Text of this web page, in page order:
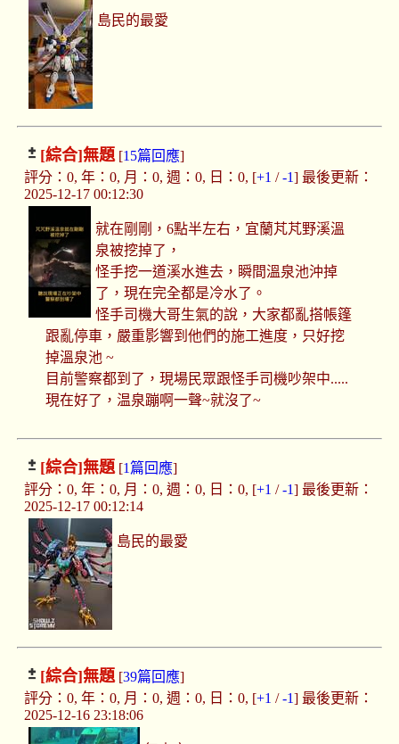
島民的最愛
[綜合]無題[15篇回應]
評分：0, 年：0, 月：0, 週：0, 日：0, [+1 /-1] 最後更新：
2025-12-17 00:12:30
就在剛剛，6點半左右，宜蘭芃芃野溪溫
泉被挖掉了，
怪手挖一道溪水進去，瞬間溫泉池沖掉
了，現在完全都是冷水了。
怪手司機大哥生氣的說，大家都亂搭帳篷
跟亂停車，嚴重影響到他們的施工進度，只好挖
掉溫泉池 ~
目前警察都到了，現場民眾跟怪手司機吵架中.....
現在好了，温泉蹦啊一聲~就沒了~
[綜合]無題[1篇回應]
評分：0, 年：0, 月：0, 週：0, 日：0, [+1 /-1] 最後更新：
2025-12-17 00:12:14
島民的最愛
[綜合]無題[39篇回應]
評分：0, 年：0, 月：0, 週：0, 日：0, [+1 /-1] 最後更新：
2025-12-16 23:18:06